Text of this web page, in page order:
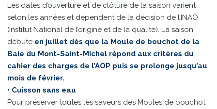
Les dates d’ouverture et de clôture de la saison varient
selon les années et dépendent de la décision de l’INAO
(Institut National de l’origine et de la qualité). La saison
débute en juillet dès que la Moule de bouchot de la
Baie du Mont-Saint-Michel répond aux critères du
cahier des charges de l’AOP puis se prolonge jusqu’au
mois de février.
• Cuisson sans eau
Pour préserver toutes les saveurs des Moules de bouchot